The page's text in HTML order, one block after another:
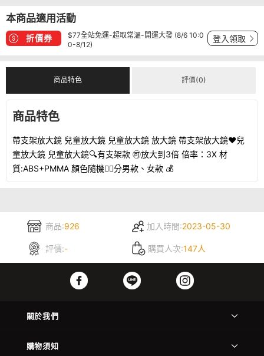
本商品適用活動
折價券
$77全站免運-超取常溫-開運大發 (8/6 10:0
0-8/12)
登入領取
商品特色 評價(0)
商品特色
帶支架放大鏡 兒童放大鏡 兒童放大鏡 放大鏡 帶支架放大鏡❤️兒
童放大鏡 兒童放大鏡🔍有支架款 🉑️放大到3倍 倍率：3X 材
質:ABS+PMMA 顏色隨機👉🏽分男款、女款 💰
商品:926 加入時間:2023-05-30
評價:- 購買人次:147人
關於我們
購物須知